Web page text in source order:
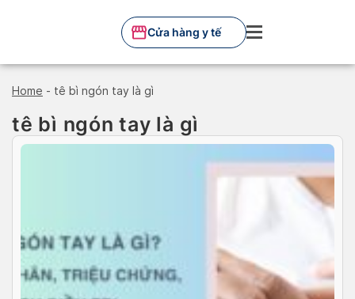
Cửa hàng y tế
Home - tê bì ngón tay là gì
tê bì ngón tay là gì